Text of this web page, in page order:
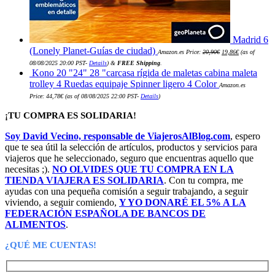
Madrid 6
(Lonely Planet-Guías de ciudad) Amazon.es Price: 20,90€ precio
20,90€.
19,86€precio
es:
19,86€.
(as of
08/08/2025 20:00 PST- Details) & FREE Shipping
Kono 20 "24" 28 "carcasa rígida de maletas cabina maleta
trolley 4 Ruedas equipaje Spinner ligero 4 Color Amazon.es
Price: 44,78€(as of 08/08/2025 22:00 PST- Details)
¡TU COMPRA ES SOLIDARIA!
Soy David Vecino, responsable de ViajerosAlBlog.com, espero
que te sea útil la selección de artículos, productos y servicios para
viajeros que he seleccionado, seguro que encuentras aquello que
necesitas ;). NO OLVIDES QUE TU COMPRA EN LA
TIENDA VIAJERA ES SOLIDARIA. Con tu compra, me
ayudas con una pequeña comisión a seguir trabajando, a seguir
viviendo, a seguir comiendo, Y YO DONARÉ EL 5% A LA
FEDERACIÓN ESPAÑOLA DE BANCOS DE
ALIMENTOS.
¿QUÉ ME CUENTAS!